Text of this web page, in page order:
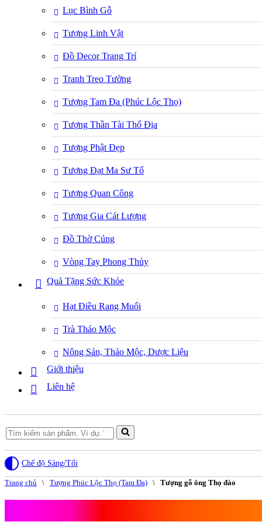
Lục Bình Gỗ
Tượng Linh Vật
Đồ Decor Trang Trí
Tranh Treo Tường
Tượng Tam Đa (Phúc Lộc Thọ)
Tượng Thần Tài Thổ Địa
Tượng Phật Đẹp
Tượng Đạt Ma Sư Tổ
Tượng Quan Công
Tượng Gia Cát Lượng
Đồ Thờ Cúng
Vòng Tay Phong Thủy
Quà Tặng Sức Khỏe
Hạt Điều Rang Muối
Trà Thảo Mộc
Nông Sản, Thảo Mộc, Dược Liệu
Giới thiệu
Liên hệ
Search
for...
Chế độ Sáng/Tối
Trang chủ \ Tượng Phúc Lộc Thọ (Tam Đa) \ Tượng gỗ ông Thọ đào